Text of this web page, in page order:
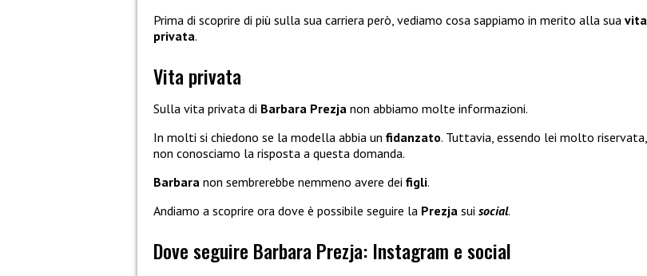
Prima di scoprire di più sulla sua carriera però, vediamo cosa sappiamo in merito alla sua vita
privata.
Vita privata
Sulla vita privata di Barbara Prezja non abbiamo molte informazioni.
In molti si chiedono se la modella abbia un fidanzato. Tuttavia, essendo lei molto riservata,
non conosciamo la risposta a questa domanda.
Barbara non sembrerebbe nemmeno avere dei figli.
Andiamo a scoprire ora dove è possibile seguire la Prezja sui social.
Dove seguire Barbara Prezja: Instagram e social